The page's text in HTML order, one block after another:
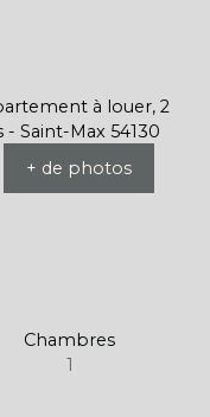
+ de photos
Chambres
1